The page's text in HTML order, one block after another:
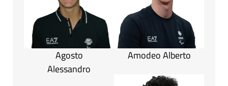
Agosto
Alessandro
Amodeo Alberto